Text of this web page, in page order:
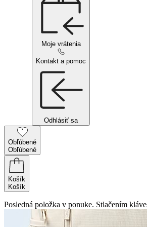
Moje vrátenia
Kontakt a pomoc
Odhlásiť sa
Obľúbené
Obľúbené
Košík
Košík
Posledná položka v ponuke. Stlačením